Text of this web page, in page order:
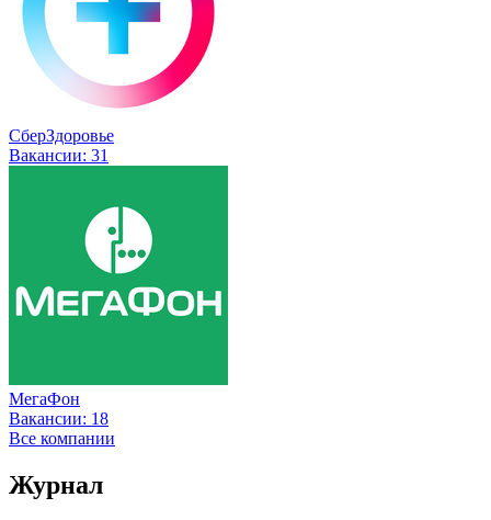
СберЗдоровье
Вакансии: 31
МегаФон
Вакансии: 18
Все компании
Журнал